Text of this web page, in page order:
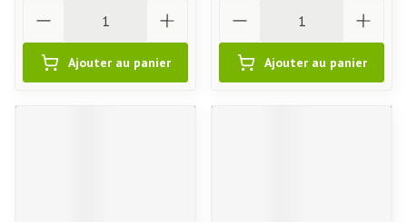
Ajouter au panier Ajouter au panier